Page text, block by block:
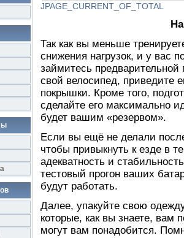
JPAGE_CURRENT_OF_TOTAL
Так как вы меньше
снижения нагрузок, и у вас
займитесь предварительной
свой велосипед, приведите
покрышки. Кроме того,
сделайте его максимально
будет вашим «резервом».
Если вы ещё не делали
чтобы привыкнуть к езде в
адекватность и
тестовый прогон ваших
будут работать.
Далее, упакуйте свою
которые, как вы знаете, вам
могут вам понадобится.